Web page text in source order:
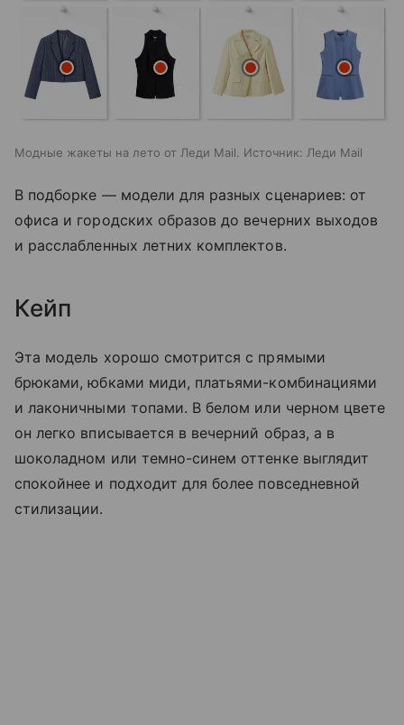
Модные жакеты на лето от Леди Mail. Источник: Леди Mail
В подборке — модели для разных сценариев: от
офиса и городских образов до вечерних выходов
и расслабленных летних комплектов.
Кейп
Эта модель хорошо смотрится с прямыми
брюками, юбками миди, платьями-комбинациями
и лаконичными топами. В белом или черном цвете
он легко вписывается в вечерний образ, а в
шоколадном или темно-синем оттенке выглядит
спокойнее и подходит для более повседневной
стилизации.